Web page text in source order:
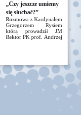
„Czy jeszcze umiemy
się słuchać?”
Rozmowa z Kardynałem
Grzegorzem Rysiem
którą prowadził JM
Rektor PK prof. Andrzej